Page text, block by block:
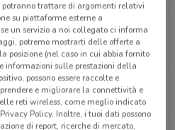
95 Pavone Canavese
100 Cirié
trattare di argomenti relativi
su piattaforme esterne a
un servizio a noi collegato ci informa
potremo mostrarti delle offerte a
posizione (nel caso in cui abbia fornito
informazioni sulle prestazioni della
possono essere raccolte e
e migliorare la connettività e
reti wireless, come meglio indicato
Policy. Inoltre, i tuoi dati possono
di report, ricerche di mercato,